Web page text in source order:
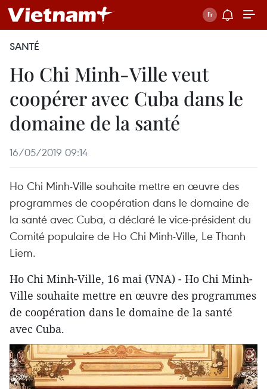
SANTÉ
Ho Chi Minh-Ville veut
coopérer avec Cuba dans le
domaine de la santé
16/05/2019 09:14
Ho Chi Minh-Ville souhaite mettre en œuvre des
programmes de coopération dans le domaine de
la santé avec Cuba, a déclaré le vice-président du
Comité populaire de Ho Chi Minh-Ville, Le Thanh
Liem.
Ho Chi Minh-Ville, 16 mai (VNA) - Ho Chi Minh-
Ville souhaite mettre en œuvre des programmes
de coopération dans le domaine de la santé
avec Cuba.